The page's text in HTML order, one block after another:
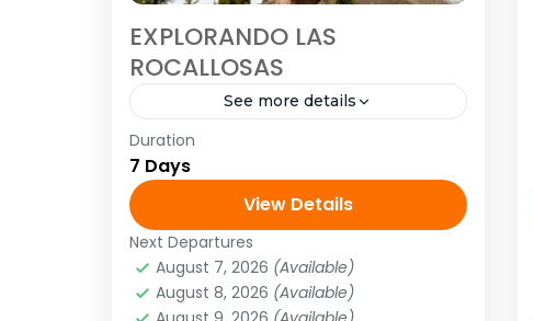
EXPLORANDO LAS
ROCALLOSAS
See more details
<strong>Visitando:</strong>
Vancouver – Whistler – Kamloops –
Banff – Campos de Hielo (parque
nacional de Jasper) – Banff – Lake
Louise – Moraine Lake –...
América,Norte América
1 Person
Duration
7 Days
View Details
Next Departures
August 7, 2026 (Available)
August 8, 2026 (Available)